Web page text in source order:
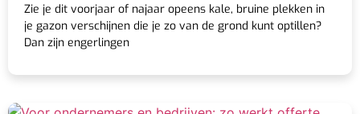
Zie je dit voorjaar of najaar opeens kale, bruine plekken in
je gazon verschijnen die je zo van de grond kunt optillen?
Dan zijn engerlingen